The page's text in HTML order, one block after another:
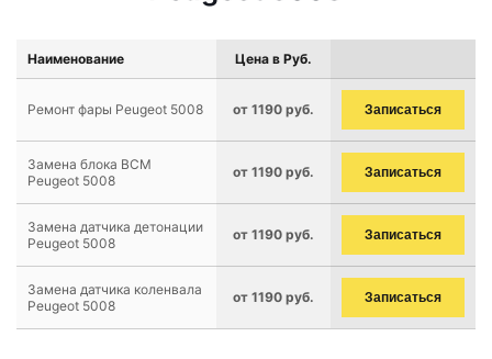
Наименование Цена в Руб.
Ремонт фары Peugeot 5008 от 1190 руб. Записаться
Замена блока BCM
Peugeot 5008
от 1190 руб. Записаться
Замена датчика детонации
Peugeot 5008
от 1190 руб. Записаться
Замена датчика коленвала
Peugeot 5008
от 1190 руб. Записаться